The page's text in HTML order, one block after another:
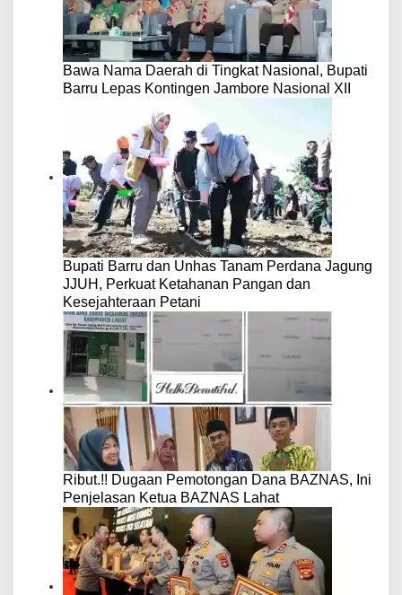
Bawa Nama Daerah di Tingkat Nasional, Bupati
Barru Lepas Kontingen Jambore Nasional XII
Bupati Barru dan Unhas Tanam Perdana Jagung
JJUH, Perkuat Ketahanan Pangan dan
Kesejahteraan Petani
Ribut.!! Dugaan Pemotongan Dana BAZNAS, Ini
Penjelasan Ketua BAZNAS Lahat